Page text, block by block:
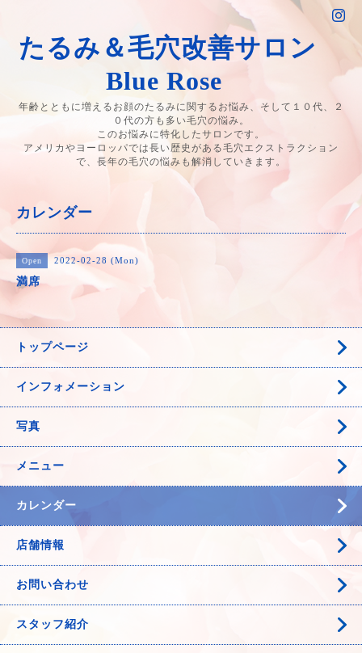
たるみ＆毛穴改善サロン
Blue Rose
年齢とともに増えるお顔のたるみに関するお悩み、そして１０代、２
０代の方も多い毛穴の悩み。
このお悩みに特化したサロンです。
アメリカやヨーロッパでは長い歴史がある毛穴エクストラクション
で、長年の毛穴の悩みも解消していきます。
カレンダー
Open 2022-02-28 (Mon)
満席
トップページ
インフォメーション
写真
メニュー
カレンダー
店舗情報
お問い合わせ
スタッフ紹介